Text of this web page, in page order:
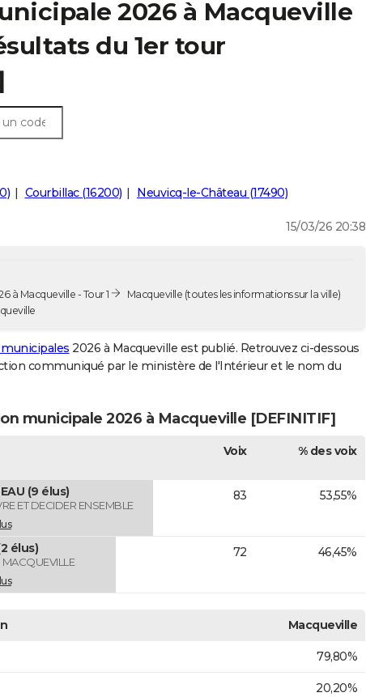
2026 à Macqueville
du 1er tour
Courbillac (16200) Neuvicq-le-Château (17490)
15/03/26 20:38
à Macqueville - Tour 1
Macqueville (toutes les informations sur la ville)
2026 à Macqueville est publié. Retrouvez ci-dessous
communiqué par le ministère de l'Intérieur et le nom du
municipale 2026 à Macqueville [DEFINITIF]
Voix % des voix
(9 élus)
ET DECIDER ENSEMBLE
83 53,55%
élus) 72 46,45%
Macqueville
79,80%
20,20%